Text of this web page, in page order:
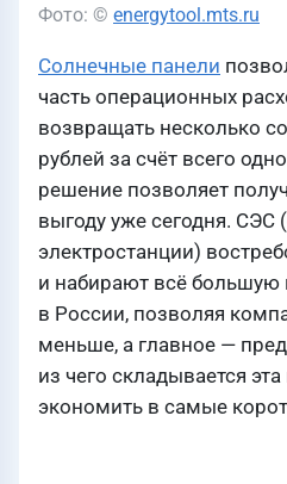
Фото: © energytool.mts.ru
Солнечные панели
часть операционных
возвращать несколько
рублей за счёт всего
решение позволяет
выгоду уже сегодня. СЭС
электростанции)
и набирают всё большую
в России, позволяя
меньше, а главное —
из чего складывается
экономить в самые